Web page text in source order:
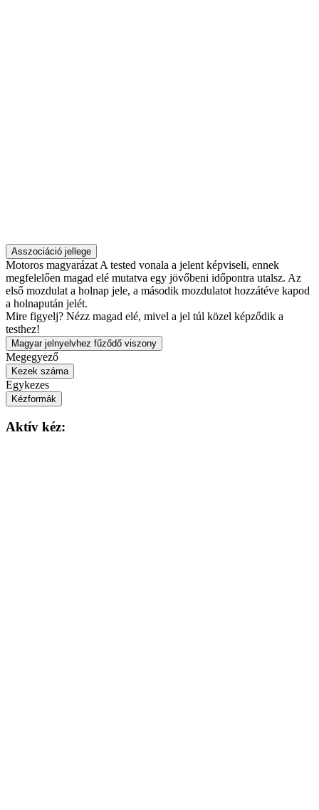
Asszociáció jellege
Motoros magyarázat A tested vonala a jelent képviseli, ennek
megfelelően magad elé mutatva egy jövőbeni időpontra utalsz. Az
első mozdulat a holnap jele, a második mozdulatot hozzátéve kapod
a holnapután jelét.
Mire figyelj? Nézz magad elé, mivel a jel túl közel képződik a
testhez!
Magyar jelnyelvhez fűződő viszony
Megegyező
Kezek száma
Egykezes
Kézformák
Aktív kéz: